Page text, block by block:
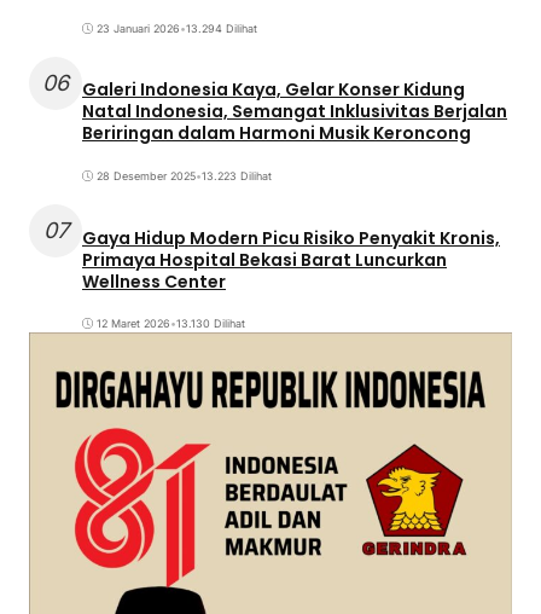
23 Januari 2026•13.294 Dilihat
06 Galeri Indonesia Kaya, Gelar Konser Kidung
Natal Indonesia, Semangat Inklusivitas Berjalan
Beriringan dalam Harmoni Musik Keroncong
28 Desember 2025•13.223 Dilihat
07
Gaya Hidup Modern Picu Risiko Penyakit Kronis,
Primaya Hospital Bekasi Barat Luncurkan
Wellness Center
12 Maret 2026•13.130 Dilihat